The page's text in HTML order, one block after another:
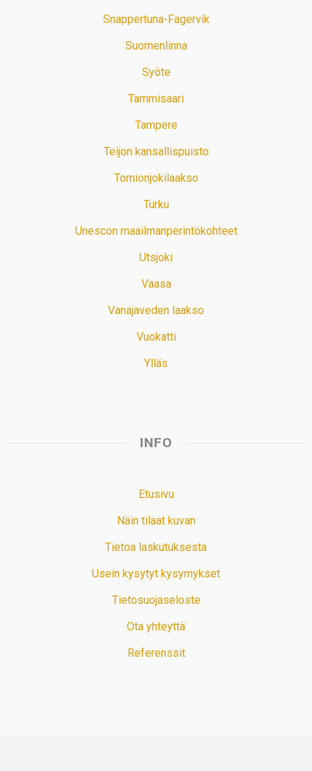
Snappertuna-Fagervik
Suomenlinna
Syöte
Tammisaari
Tampere
Teijon kansallispuisto
Tornionjokilaakso
Turku
Unescon maailmanperintökohteet
Utsjoki
Vaasa
Vanajaveden laakso
Vuokatti
Ylläs
INFO
Etusivu
Näin tilaat kuvan
Tietoa laskutuksesta
Usein kysytyt kysymykset
Tietosuojaseloste
Ota yhteyttä
Referenssit